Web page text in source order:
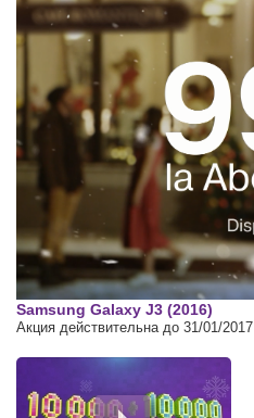
00:00
Samsung Galaxy J3 (2016)
Акция действительна до 31/01/2017